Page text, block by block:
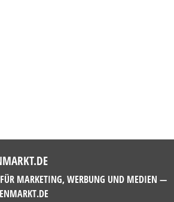
FÜR MARKETING, WERBUNG UND MEDIEN —